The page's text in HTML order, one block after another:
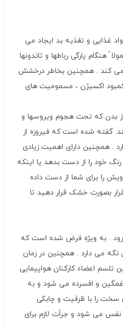
غذایی و تغذیه بد ایجاد می
می رود . معمولا ً هنگام پارگی رباطها و تاندونها
می کند . همچنین بخاطر درخشش
اکسیژن ، مسمومیت های
بدن که تحت هجوم ویروسها و
گفته شده است که فیروزه از
. همچنین دارای اهمیت زیادی
خود را از دست بدهد یا اینکه
را برای شما از دست داده
بصورت خشک قرار دهید تا
رود . به ویژه فرض شده است که
نگه می دارد . همچنین در زمان
اعضاء کارکنان هواپیمایی
و افسرده می شود و به
سخت را با ظرفیت و چابکی
می شود و جرأت لازم برای